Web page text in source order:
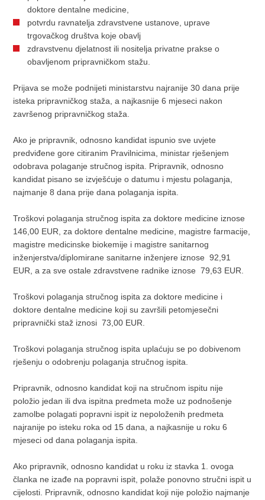
doktore dentalne medicine,
potvrdu ravnatelja zdravstvene ustanove, uprave
trgovačkog društva koje obavlj
zdravstvenu djelatnost ili nositelja privatne prakse o
obavljenom pripravničkom stažu.
Prijava se može podnijeti ministarstvu najranije 30 dana prije
isteka pripravničkog staža, a najkasnije 6 mjeseci nakon
završenog pripravničkog staža.
Ako je pripravnik, odnosno kandidat ispunio sve uvjete
predviđene gore citiranim Pravilnicima, ministar rješenjem
odobrava polaganje stručnog ispita. Pripravnik, odnosno
kandidat pisano se izvješćuje o datumu i mjestu polaganja,
najmanje 8 dana prije dana polaganja ispita.
Troškovi polaganja stručnog ispita za doktore medicine iznose
146,00 EUR, za doktore dentalne medicine, magistre farmacije,
magistre medicinske biokemije i magistre sanitarnog
inženjerstva/diplomirane sanitarne inženjere iznose 92,91
EUR, a za sve ostale zdravstvene radnike iznose 79,63 EUR.
Troškovi polaganja stručnog ispita za doktore medicine i
doktore dentalne medicine koji su završili petomjesečni
pripravnički staž iznosi 73,00 EUR.
Troškovi polaganja stručnog ispita uplaćuju se po dobivenom
rješenju o odobrenju polaganja stručnog ispita.
Pripravnik, odnosno kandidat koji na stručnom ispitu nije
položio jedan ili dva ispitna predmeta može uz podnošenje
zamolbe polagati popravni ispit iz nepoloženih predmeta
najranije po isteku roka od 15 dana, a najkasnije u roku 6
mjeseci od dana polaganja ispita.
Ako pripravnik, odnosno kandidat u roku iz stavka 1. ovoga
članka ne izađe na popravni ispit, polaže ponovno stručni ispit u
cijelosti. Pripravnik, odnosno kandidat koji nije položio najmanje